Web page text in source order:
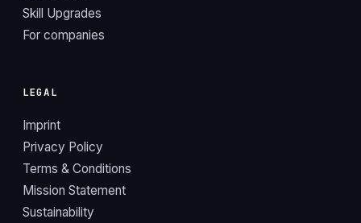
Skill Upgrades
For companies
LEGAL
Imprint
Privacy Policy
Terms & Conditions
Mission Statement
Sustainability